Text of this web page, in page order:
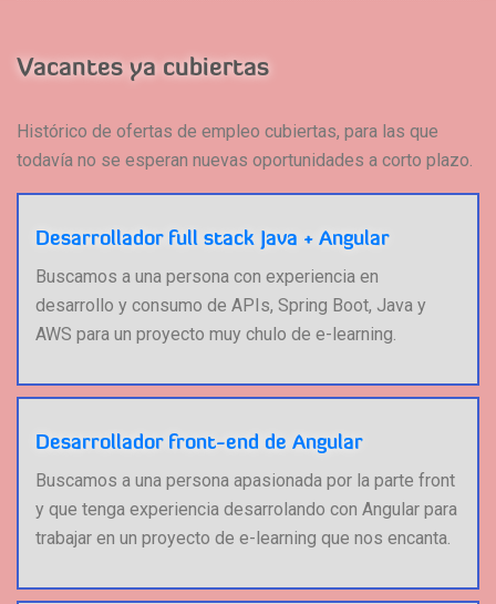
Vacantes ya cubiertas
Histórico de ofertas de empleo cubiertas, para las que
todavía no se esperan nuevas oportunidades a corto plazo.
Desarrollador full stack Java + Angular
Buscamos a una persona con experiencia en
desarrollo y consumo de APIs, Spring Boot, Java y
AWS para un proyecto muy chulo de e-learning.
Desarrollador front-end de Angular
Buscamos a una persona apasionada por la parte front
y que tenga experiencia desarrolando con Angular para
trabajar en un proyecto de e-learning que nos encanta.